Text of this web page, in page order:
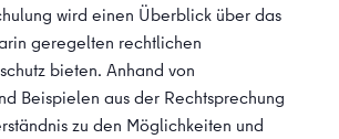
wird einen Überblick über das
geregelten rechtlichen
bieten. Anhand von
Beispielen aus der Rechtsprechung
zu den Möglichkeiten und